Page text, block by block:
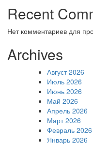
Recent
Нет комментариев для
Archives
Август 2026
Июль 2026
Июнь 2026
Май 2026
Апрель 2026
Март 2026
Февраль 2026
Январь 2026